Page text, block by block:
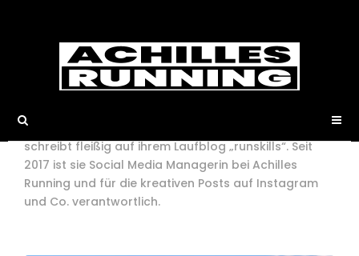
„Ich werde niemals einen Marathon
laufen!.“ 5 Jahre später ist Susi
Lehmann 14 Marathons und 4 Ultras
dem Laufen, liebt sie das Reisen, ihren Hund und
schreibt fleißig auf ihrem Laufblog „runskills“. Seit
2017 ist sie Social Media Managerin bei Achilles
Running und für die kreativen Posts auf Instagram
und Co. verantwortlich.